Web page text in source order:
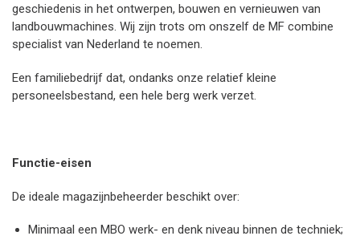
geschiedenis in het ontwerpen, bouwen en vernieuwen van
landbouwmachines. Wij zijn trots om onszelf de MF combine
specialist van Nederland te noemen.
Een familiebedrijf dat, ondanks onze relatief kleine
personeelsbestand, een hele berg werk verzet.
Functie-eisen
De ideale magazijnbeheerder beschikt over:
Minimaal een MBO werk- en denk niveau binnen de techniek;